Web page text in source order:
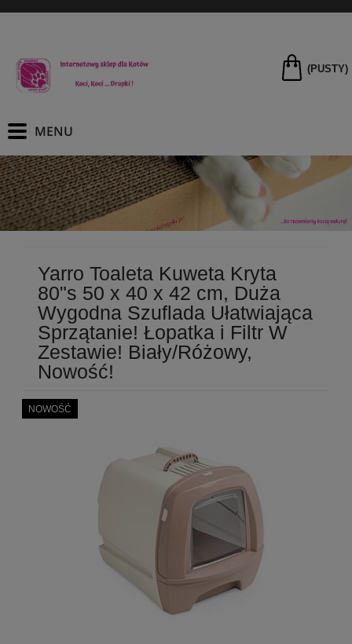
(PUSTY)
Yarro Toaleta Kuweta Kryta
80"s 50 x 40 x 42 cm, Duża
Wygodna Szuflada Ułatwiająca
Sprzątanie! Łopatka i Filtr W
Zestawie! Biały/Różowy,
Nowość!
NOWOŚĆ